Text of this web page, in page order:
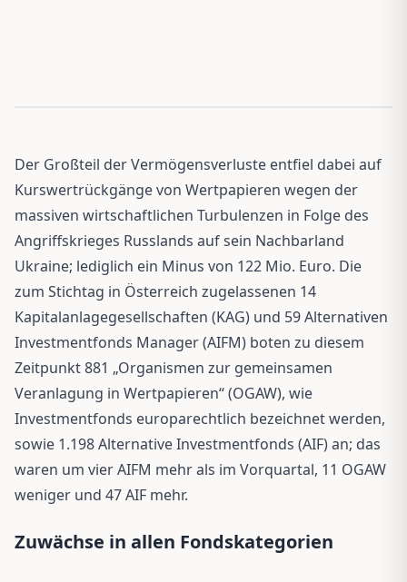
Der Großteil der Vermögensverluste entfiel dabei auf
Kurswertrückgänge von Wertpapieren wegen der
massiven wirtschaftlichen Turbulenzen in Folge des
Angriffskrieges Russlands auf sein Nachbarland
Ukraine; lediglich ein Minus von 122 Mio. Euro. Die
zum Stichtag in Österreich zugelassenen 14
Kapitalanlagegesellschaften (KAG) und 59 Alternativen
Investmentfonds Manager (AIFM) boten zu diesem
Zeitpunkt 881 „Organismen zur gemeinsamen
Veranlagung in Wertpapieren“ (OGAW), wie
Investmentfonds europarechtlich bezeichnet werden,
sowie 1.198 Alternative Investmentfonds (AIF) an; das
waren um vier AIFM mehr als im Vorquartal, 11 OGAW
weniger und 47 AIF mehr.
Zuwächse in allen Fondskategorien